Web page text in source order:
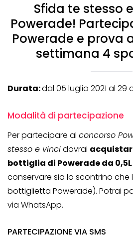
Sfida te stesso
Powerade!
Powerade e prova
settimana 4
Durata:dal 05 luglio 2021 al 29
Modalità di partecipazione
Per partecipare al concorso
stesso e vincidovrai
bottiglia di Powerade da 0,5L
conservare sia lo scontrino che
bottiglietta Powerade). Potrai
via WhatsApp.
PARTECIPAZIONE VIA SMS